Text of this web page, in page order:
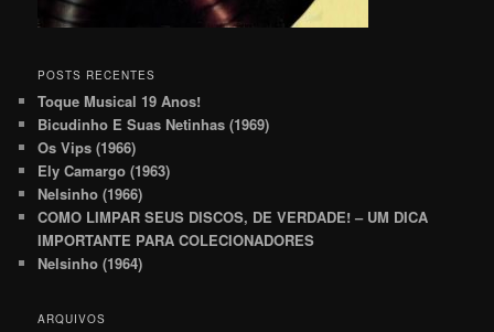
POSTS RECENTES
Toque Musical 19 Anos!
Bicudinho E Suas Netinhas (1969)
Os Vips (1966)
Ely Camargo (1963)
Nelsinho (1966)
COMO LIMPAR SEUS DISCOS, DE VERDADE! – UM DICA
IMPORTANTE PARA COLECIONADORES
Nelsinho (1964)
ARQUIVOS